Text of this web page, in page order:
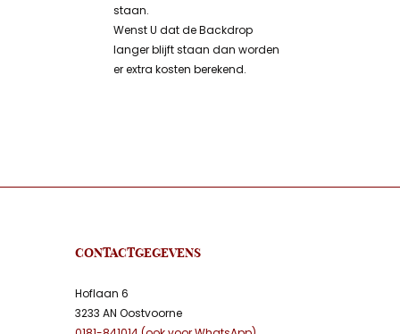
staan.
Wenst U dat de Backdrop
langer blijft staan dan worden
er extra kosten berekend.
CONTACTGEGEVENS
Hoflaan 6
3233 AN Oostvoorne